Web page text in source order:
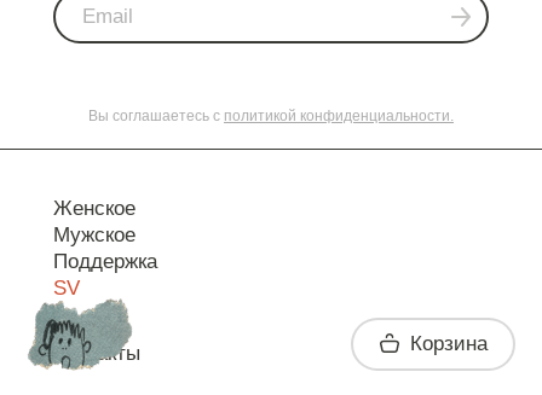
Вы соглашаетесь с политикой конфиденциальности.
Женское
Мужское
Поддержка
SV
Контакты Корзина